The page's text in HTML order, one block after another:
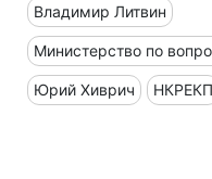
Владимир Литвин
Министерство по
Юрий Хиврич НКРЕКП